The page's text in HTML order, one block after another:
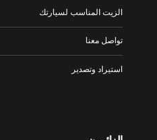
الزيت المناسب لسيارتك
تواصل معنا
استيراد وتصدير